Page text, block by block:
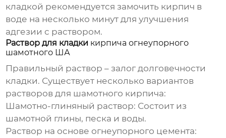
кладкой рекомендуется замочить кирпич в
воде на несколько минут для улучшения
адгезии с раствором.
Раствор для кладки кирпича огнеупорного
шамотного ША
Правильный раствор – залог долговечности
кладки. Существует несколько вариантов
растворов для шамотного кирпича:
Шамотно-глиняный раствор: Состоит из
шамотной глины, песка и воды.
Раствор на основе огнеупорного цемента: